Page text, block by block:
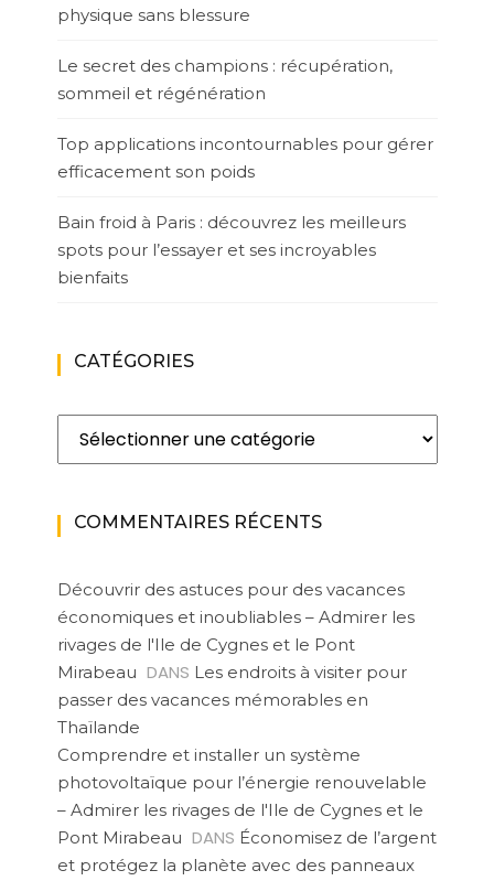
physique sans blessure
Le secret des champions : récupération,
sommeil et régénération
Top applications incontournables pour gérer
efficacement son poids
Bain froid à Paris : découvrez les meilleurs
spots pour l’essayer et ses incroyables
bienfaits
CATÉGORIES
Catégories
COMMENTAIRES RÉCENTS
Découvrir des astuces pour des vacances
économiques et inoubliables – Admirer les
rivages de l'Ile de Cygnes et le Pont
Mirabeau DANS Les endroits à visiter pour
passer des vacances mémorables en
Thaïlande
Comprendre et installer un système
photovoltaïque pour l’énergie renouvelable
– Admirer les rivages de l'Ile de Cygnes et le
Pont Mirabeau DANS Économisez de l’argent
et protégez la planète avec des panneaux